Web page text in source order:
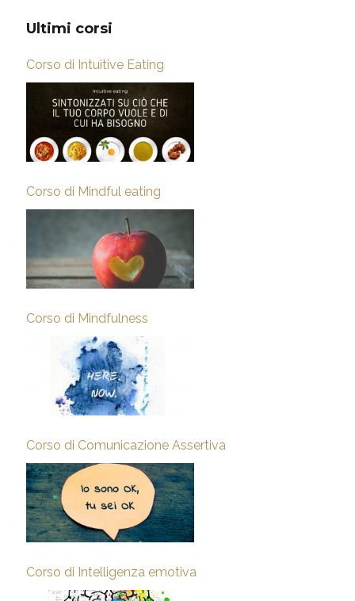
Ultimi corsi
Corso di Intuitive Eating
Corso di Mindful eating
Corso di Mindfulness
Corso di Comunicazione Assertiva
Corso di Intelligenza emotiva